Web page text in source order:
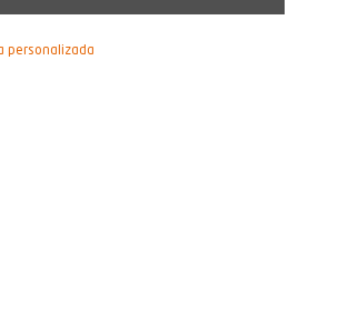
personalizada